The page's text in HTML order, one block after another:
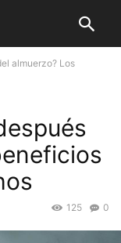
almuerzo? Los
0
125